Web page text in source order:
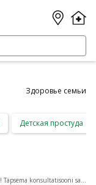
Здоровье семьи
Детская простуда
Parima valiku käsimüügiravimeid leiab Azeta.ee e-apteegist! Täpsema konsultatisooni saamiseks vajuta toote all olevale nupule